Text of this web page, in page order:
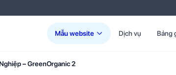
Mẫu website Dịch vụ Bảng
– GreenOrganic 2